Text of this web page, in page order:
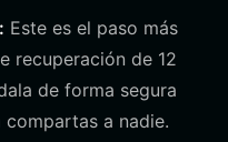
Este es el paso más
recuperación de 12
de forma segura
compartas a nadie.